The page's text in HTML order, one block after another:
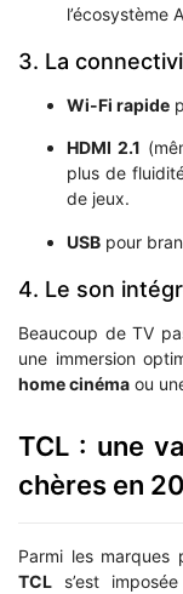
l’écosystème
3. La
Wi-Fi rapide
HDMI 2.1
plus de
de jeux.
USB pour
4. Le son
Beaucoup de TV
une immersion
home cinéma ou
TCL : une
chères en
Parmi les
TCL s’est